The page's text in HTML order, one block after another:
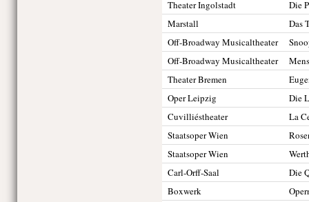
Theater Ingolstadt
Die
Marstall
Das
Off-Broadway Musicaltheater
Off-Broadway Musicaltheater
Theater Bremen
Oper Leipzig
Die
Cuvilliéstheater
La
Staatsoper Wien
Staatsoper Wien
Carl-Orff-Saal
Die
Boxwerk